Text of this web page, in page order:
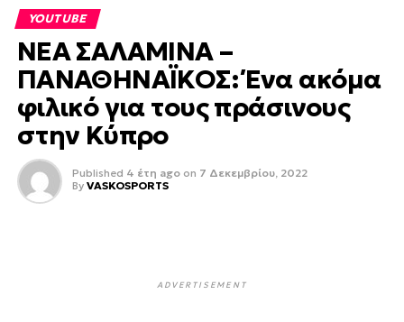
YOUTUBE
ΝΕΑ ΣΑΛΑΜΙΝΑ –
ΠΑΝΑΘΗΝΑΪΚΟΣ: Ένα ακόμα
φιλικό για τους πράσινους
στην Κύπρο
Published 4 έτη ago on 7 Δεκεμβρίου, 2022
By VASKOSPORTS
ADVERTISEMENT